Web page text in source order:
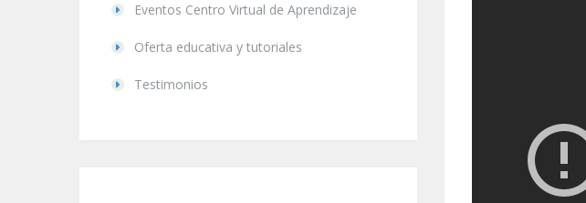
Eventos Centro Virtual de Aprendizaje
Oferta educativa y tutoriales
Testimonios